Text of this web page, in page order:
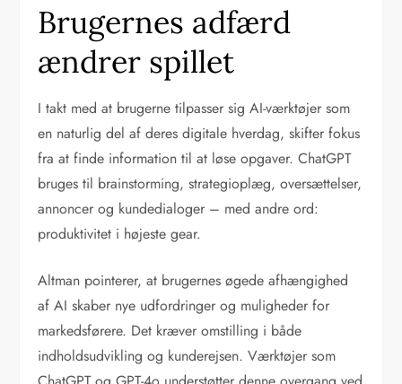
Brugernes adfærd
ændrer spillet
I takt med at brugerne tilpasser sig AI-værktøjer som
en naturlig del af deres digitale hverdag, skifter fokus
fra at finde information til at løse opgaver. ChatGPT
bruges til brainstorming, strategioplæg, oversættelser,
annoncer og kundedialoger – med andre ord:
produktivitet i højeste gear.
Altman pointerer, at brugernes øgede afhængighed
af AI skaber nye udfordringer og muligheder for
markedsførere. Det kræver omstilling i både
indholdsudvikling og kunderejsen. Værktøjer som